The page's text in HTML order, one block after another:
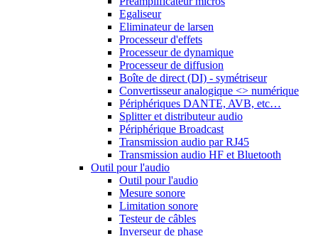
Egaliseur
Eliminateur de larsen
Processeur d'effets
Processeur de dynamique
Processeur de diffusion
Boîte de direct (DI) - symétriseur
Convertisseur analogique <> numérique
Périphériques DANTE, AVB, etc…
Splitter et distributeur audio
Périphérique Broadcast
Transmission audio par RJ45
Transmission audio HF et Bluetooth
Outil pour l'audio
Outil pour l'audio
Mesure sonore
Limitation sonore
Testeur de câbles
Inverseur de phase